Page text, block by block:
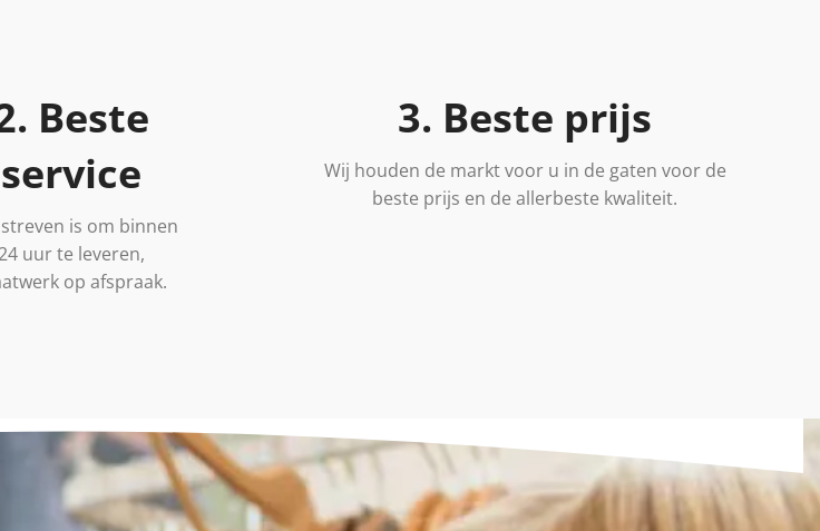
Beste
service
is om binnen
uur te leveren,
op afspraak.
3. Beste prijs
Wij houden de markt voor u in de gaten voor de
beste prijs en de allerbeste kwaliteit.